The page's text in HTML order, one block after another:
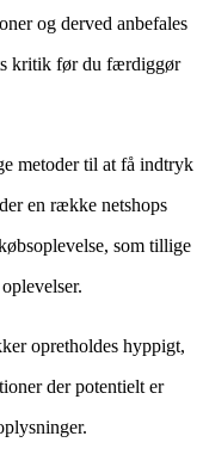
og derved anbefales
kritik før du færdiggør
metoder til at få indtryk
en række netshops
som tillige
opretholdes hyppigt,
der potentielt er